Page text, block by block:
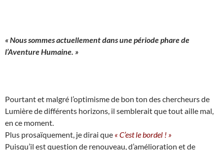
« Nous sommes actuellement dans une période phare de
l’Aventure Humaine. »
Pourtant et malgré l’optimisme de bon ton des chercheurs de
Lumière de différents horizons, il semblerait que tout aille mal,
en ce moment.
Plus prosaïquement, je dirai que « C’est le bordel ! »
Puisqu’il est question de renouveau, d’amélioration et de